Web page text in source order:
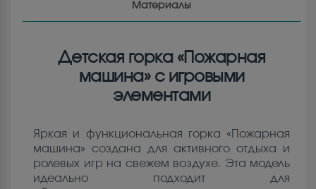
Материалы
Детская горка «Пожарная
машина» с игровыми
элементами
Яркая и функциональная горка «Пожарная
машина» создана для активного отдыха и
ролевых игр на свежем воздухе. Эта модель
идеально подходит для